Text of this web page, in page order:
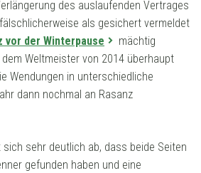
des auslaufenden Vertrages
als gesichert vermeldet
vor der Winterpause
mächtig
Weltmeister von 2014 überhaupt
Wendungen in unterschiedliche
dann nochmal an Rasanz
sich sehr deutlich ab, dass beide Seiten
gefunden haben und eine